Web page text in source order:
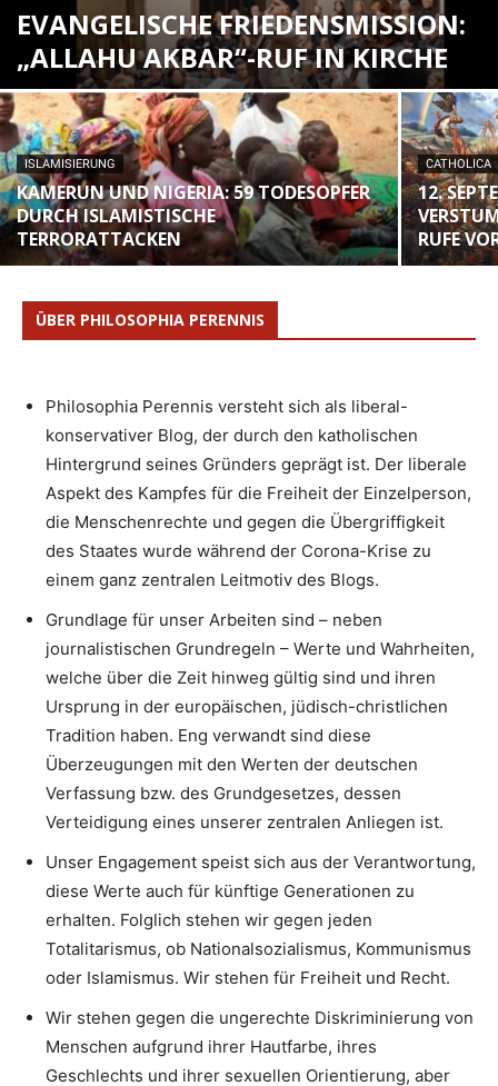
EVANGELISCHE FRIEDENSMISSION:
„ALLAHU AKBAR“-RUF IN KIRCHE
ISLAMISIERUNG
KAMERUN UND NIGERIA: 59 TODESOPFER
DURCH ISLAMISTISCHE
TERRORATTACKEN
CATHOLICA
12.
RUFE
ÜBER PHILOSOPHIA PERENNIS
Philosophia Perennis versteht sich als liberal-
konservativer Blog, der durch den katholischen
Hintergrund seines Gründers geprägt ist. Der liberale
Aspekt des Kampfes für die Freiheit der Einzelperson,
die Menschenrechte und gegen die Übergriffigkeit
des Staates wurde während der Corona-Krise zu
einem ganz zentralen Leitmotiv des Blogs.
Grundlage für unser Arbeiten sind – neben
journalistischen Grundregeln – Werte und Wahrheiten,
welche über die Zeit hinweg gültig sind und ihren
Ursprung in der europäischen, jüdisch-christlichen
Tradition haben. Eng verwandt sind diese
Überzeugungen mit den Werten der deutschen
Verfassung bzw. des Grundgesetzes, dessen
Verteidigung eines unserer zentralen Anliegen ist.
Unser Engagement speist sich aus der Verantwortung,
diese Werte auch für künftige Generationen zu
erhalten. Folglich stehen wir gegen jeden
Totalitarismus, ob Nationalsozialismus, Kommunismus
oder Islamismus. Wir stehen für Freiheit und Recht.
Wir stehen gegen die ungerechte Diskriminierung von
Menschen aufgrund ihrer Hautfarbe, ihres
Geschlechts und ihrer sexuellen Orientierung, aber